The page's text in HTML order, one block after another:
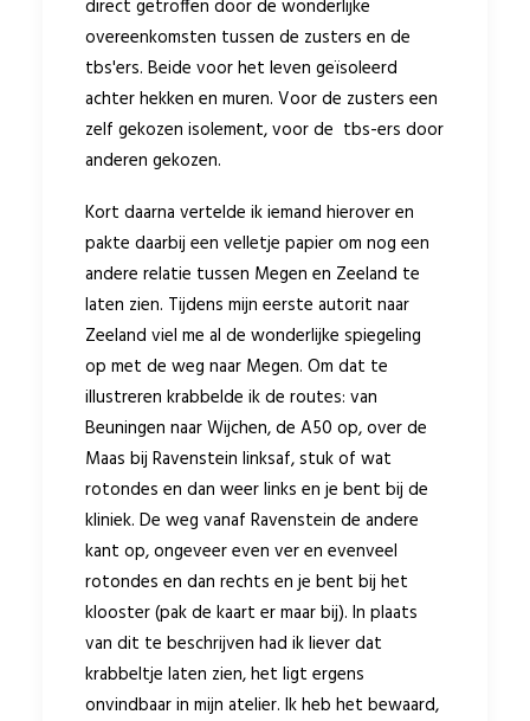
direct getroffen door de wonderlijke
overeenkomsten tussen de zusters en de
tbs'ers. Beide voor het leven geïsoleerd
achter hekken en muren. Voor de zusters een
zelf gekozen isolement, voor de tbs-ers door
anderen gekozen.
Kort daarna vertelde ik iemand hierover en
pakte daarbij een velletje papier om nog een
andere relatie tussen Megen en Zeeland te
laten zien. Tijdens mijn eerste autorit naar
Zeeland viel me al de wonderlijke spiegeling
op met de weg naar Megen. Om dat te
illustreren krabbelde ik de routes: van
Beuningen naar Wijchen, de A50 op, over de
Maas bij Ravenstein linksaf, stuk of wat
rotondes en dan weer links en je bent bij de
kliniek. De weg vanaf Ravenstein de andere
kant op, ongeveer even ver en evenveel
rotondes en dan rechts en je bent bij het
klooster (pak de kaart er maar bij). In plaats
van dit te beschrijven had ik liever dat
krabbeltje laten zien, het ligt ergens
onvindbaar in mijn atelier. Ik heb het bewaard,